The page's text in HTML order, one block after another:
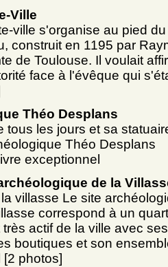
Ville
ville s'organise au pied du
construit en 1195 par
de Toulouse. Il voulait
face à l'évêque qui
Théo Desplans
tous les jours et sa
Théo Desplans
exceptionnel
de la
villasse Le site
correspond à un
très actif de la ville avec ses
boutiques et son
[2 photos]